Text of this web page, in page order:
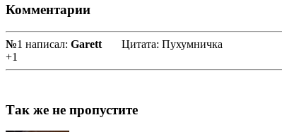
Комментарии
№1 написал: Garett
Цитата: Пухумничка
+1
Так же не пропустите